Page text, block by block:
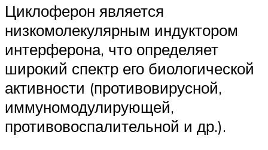
Циклоферон является
низкомолекулярным индуктором
интерферона, что определяет
широкий спектр его биологической
активности (противовирусной,
иммуномодулирующей,
противовоспалительной и др.).